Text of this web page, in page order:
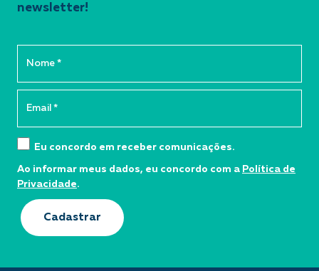
newsletter!
Eu concordo em receber comunicações.
Ao informar meus dados, eu concordo com a Política de
Privacidade.
Cadastrar